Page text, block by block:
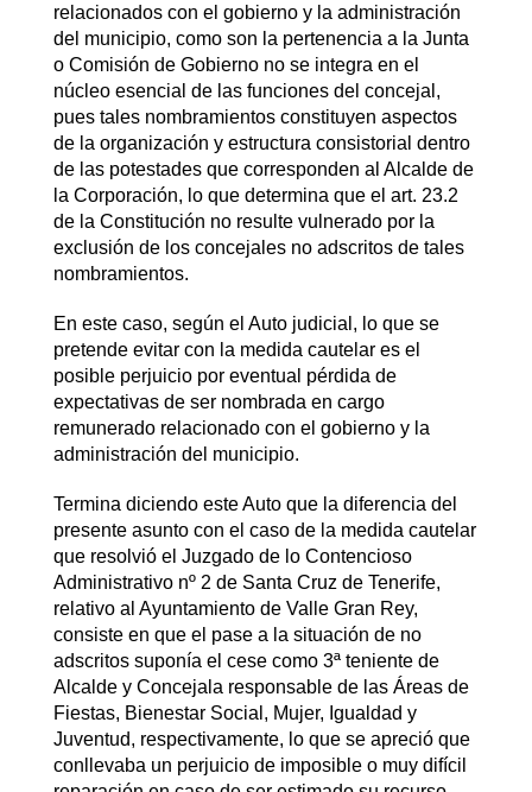
relacionados con el gobierno y la administración
del municipio, como son la pertenencia a la Junta
o Comisión de Gobierno no se integra en el
núcleo esencial de las funciones del concejal,
pues tales nombramientos constituyen aspectos
de la organización y estructura consistorial dentro
de las potestades que corresponden al Alcalde de
la Corporación, lo que determina que el art. 23.2
de la Constitución no resulte vulnerado por la
exclusión de los concejales no adscritos de tales
nombramientos.
En este caso, según el Auto judicial, lo que se
pretende evitar con la medida cautelar es el
posible perjuicio por eventual pérdida de
expectativas de ser nombrada en cargo
remunerado relacionado con el gobierno y la
administración del municipio.
Termina diciendo este Auto que la diferencia del
presente asunto con el caso de la medida cautelar
que resolvió el Juzgado de lo Contencioso
Administrativo nº 2 de Santa Cruz de Tenerife,
relativo al Ayuntamiento de Valle Gran Rey,
consiste en que el pase a la situación de no
adscritos suponía el cese como 3ª teniente de
Alcalde y Concejala responsable de las Áreas de
Fiestas, Bienestar Social, Mujer, Igualdad y
Juventud, respectivamente, lo que se apreció que
conllevaba un perjuicio de imposible o muy difícil